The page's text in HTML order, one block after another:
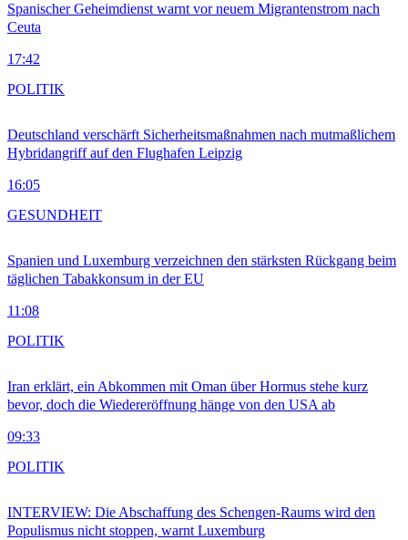
Spanischer Geheimdienst warnt vor neuem Migrantenstrom nach
Ceuta
17:42
Deutschland verschärft Sicherheitsmaßnahmen nach mutmaßlichem
Hybridangriff auf den Flughafen Leipzig
16:05
POLITIK
Spanien und Luxemburg verzeichnen den stärksten Rückgang beim
täglichen Tabakkonsum in der EU
11:08
GESUNDHEIT
Iran erklärt, ein Abkommen mit Oman über Hormus stehe kurz
bevor, doch die Wiedereröffnung hänge von den USA ab
09:33
POLITIK
INTERVIEW: Die Abschaffung des Schengen-Raums wird den
Populismus nicht stoppen, warnt Luxemburg
POLITIK